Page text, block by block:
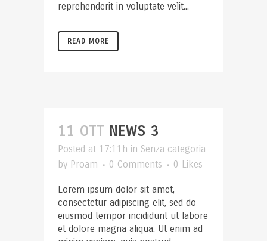
reprehenderit in voluptate velit...
READ MORE
11 OTT NEWS 3
Posted at 17:11h in Senza categoria
by Proam 0 Comments 0 Likes
Lorem ipsum dolor sit amet,
consectetur adipiscing elit, sed do
eiusmod tempor incididunt ut labore
et dolore magna aliqua. Ut enim ad